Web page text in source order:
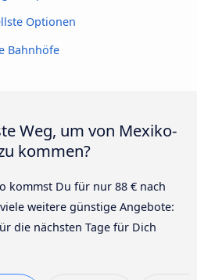
Optionen
Bahnhöfe
Weg, um von Mexiko-
kommen?
kommst Du für nur 88 € nach
weitere günstige Angebote:
die nächsten Tage für Dich